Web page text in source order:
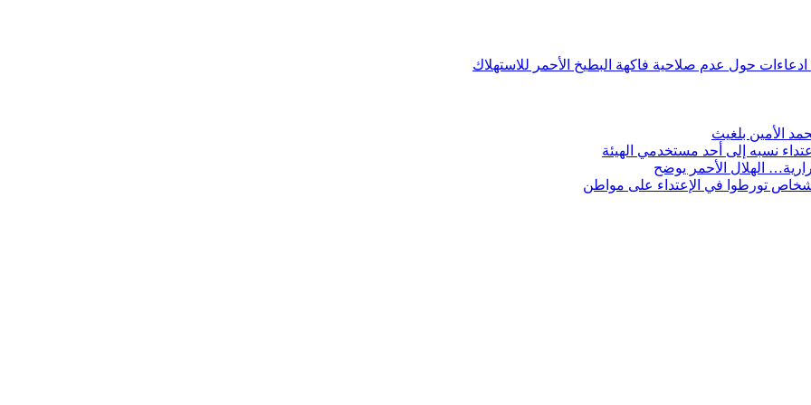
ادعاءات حول عدم صلاحية فاكهة البطيخ الأحمر للاستهلاك
الأمين بلغيث
نسبه إلى أحد مستخدمي الهيئة
الهلال الأحمر يوضح